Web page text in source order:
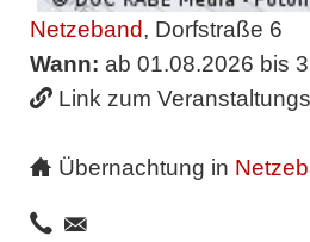
Netzeband, Dorfstraße 6
Wann: ab 01.08.2026 bis
Link zum
Übernachtung in